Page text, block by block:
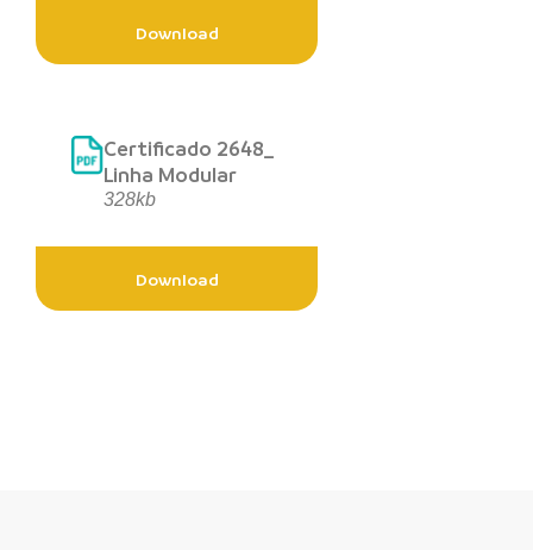
Download
Certificado 2648_
Linha Modular
328kb
Download